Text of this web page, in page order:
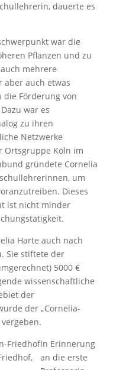
dauerte es
war die
Pflanzen und zu
mehrere
aber auch etwas
die Förderung von
war es
zu ihren
Netzwerke
Ortsgruppe Köln im
gründete Cornelia
um
Dieses
ist nicht minder
Harte auch nach
Sie stiftete der
5000 €
wissenschaftliche
der
der „Cornelia-
In Erinnerung
an die erste